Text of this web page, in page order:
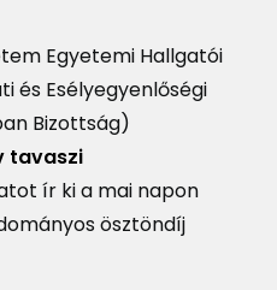
Egyetemi Hallgatói
és Esélyegyenlőségi
Bizottság)
tavaszi
ír ki a mai napon
ösztöndíj